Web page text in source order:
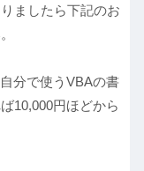
ましたら下記のお
分で使うVBAの書
10,000円ほどから